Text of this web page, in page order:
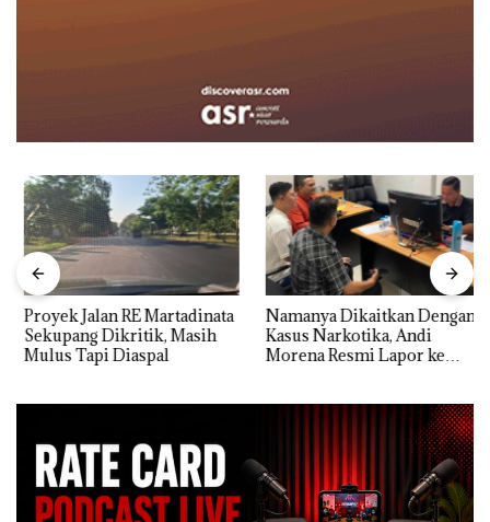
Proyek Jalan RE Martadinata
Sekupang Dikritik, Masih
Mulus Tapi Diaspal
Namanya Dikaitkan Dengan
Kasus Narkotika, Andi
Morena Resmi Lapor ke